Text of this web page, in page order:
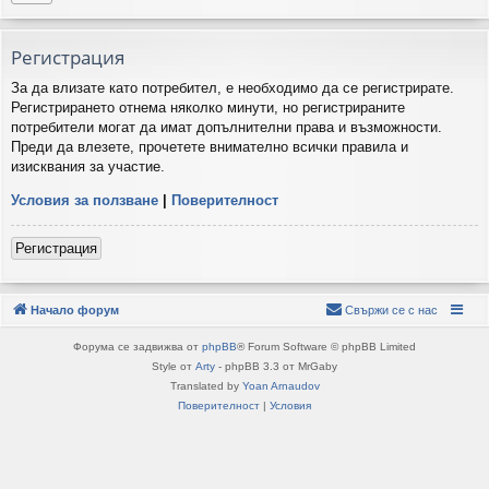
Регистрация
За да влизате като потребител, е необходимо да се регистрирате.
Регистрирането отнема няколко минути, но регистрираните
потребители могат да имат допълнителни права и възможности.
Преди да влезете, прочетете внимателно всички правила и
изисквания за участие.
Условия за ползване Поверителност
Регистрация
Начало форум Свържи се с нас
Форума се задвижва от phpBB® Forum Software © phpBB Limited
Style от Arty - phpBB 3.3 от MrGaby
Translated by Yoan Arnaudov
Поверителност
Условия